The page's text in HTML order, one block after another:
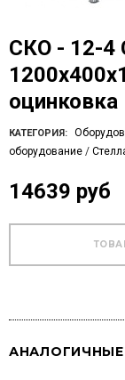
СКО - 12-4 Стеллаж кухонный
оцинковка
КАТЕГОРИЯ:
оборудование /
14639 руб